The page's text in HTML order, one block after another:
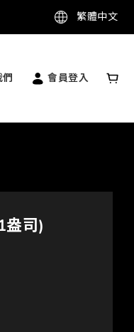
繁體中文
會員登入
盎司)